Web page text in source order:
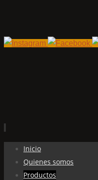
contenido
Inicio
Quienes somos
Productos